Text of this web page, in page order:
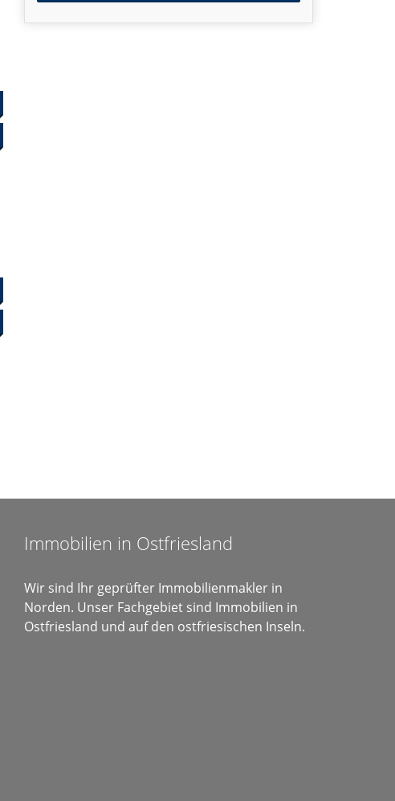
Immobilien in Ostfriesland
Wir sind Ihr geprüfter Immobilienmakler in
Norden. Unser Fachgebiet sind Immobilien in
Ostfriesland und auf den ostfriesischen Inseln.